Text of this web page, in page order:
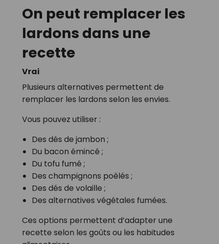
On peut remplacer les
lardons dans une
recette
Vrai
Plusieurs alternatives permettent de
remplacer les lardons selon les envies.
Vous pouvez utiliser :
Des dés de jambon ;
Du bacon émincé ;
Du tofu fumé ;
Des champignons poêlés ;
Des dés de volaille ;
Des alternatives végétales fumées.
Ces options permettent d’adapter une
recette selon les goûts ou les habitudes